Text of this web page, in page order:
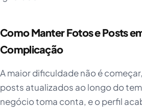
Como Manter Fotos e Posts
Complicação
A maior dificuldade não é
posts atualizados ao longo do
negócio toma conta, e o perfil